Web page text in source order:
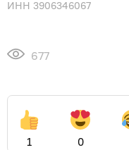
ИНН 3906346067
677
1 0